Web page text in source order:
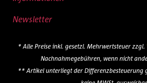
Newsletter
* Alle Preise inkl. gesetzl. Mehrwertsteuer zzgl.
Nachnahmegebühren, wenn nicht
** Artikel unterliegt der Differenzbesteuerung